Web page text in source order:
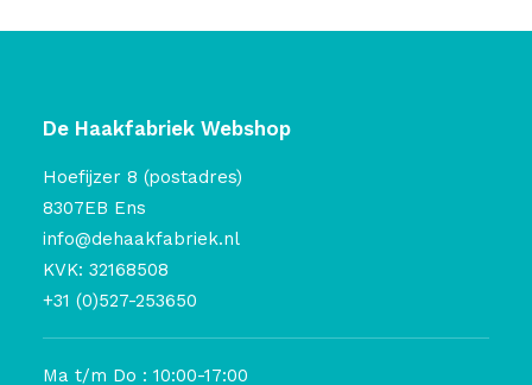
De Haakfabriek Webshop
Hoefijzer 8 (postadres)
8307EB Ens
info@dehaakfabriek.nl
KVK: 32168508
+31 (0)527-253650
Ma t/m Do : 10:00-17:00